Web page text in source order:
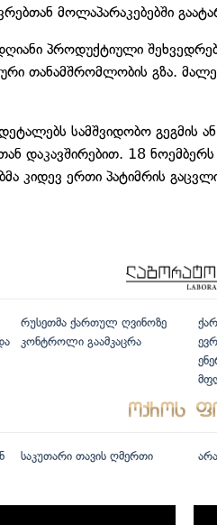
მოლაპარაკებებში
პროდუქტიული
თანამშრომლობის გზა.
სამშვიდობო გეგმის ან
დაკავშირებით. 18
კიდევ ერთი პატიმრის
რუსეთმა ქართულ ღვინოზე
კონტროლი გაამკაცრა
საკუთარი თავის ღმერთი